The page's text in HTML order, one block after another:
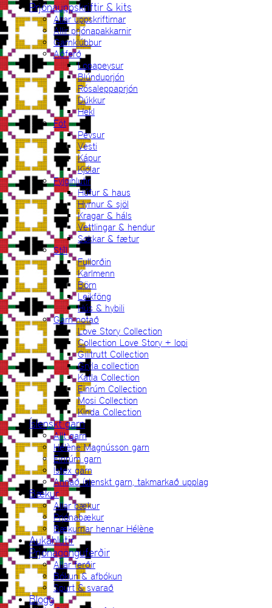
Prjónauppskriftir & kits
Allar uppskriftirnar
Allir prjónapakkarnir
Garnklúbbur
Aðferð
Lopapeysur
Blúnduprjón
Rósaleppaprjón
Dúkkur
Hekl
Föt
Peysur
Vesti
Kápur
Kjólar
Fylgihlutir
Húfur & haus
Hyrnur & sjöl
Kragar & háls
Vettlingar & hendur
Sokkar & fætur
Stíll
Fullorðin
Karlmenn
Börn
Leikföng
Hús & hybili
Garn notað
Love Story Collection
Collection Love Story + lopi
Gilitrutt Collection
Grýla collection
Katla Collection
Einrúm Collection
Mosi Collection
Kinda Collection
Íslenskt garn
Allt garn
Hélène Magnússon garn
Einrúm garn
Ístex garn
Annað íslenskt garn, takmarkað upplag
Bækur
Allar bækur
Prjónabækur
Bækurnar hennar Hélène
Aukahlutir
Prjónagönguferðir
Allar ferðir
Bókun & afbókun
Spurt & svarað
Blogg